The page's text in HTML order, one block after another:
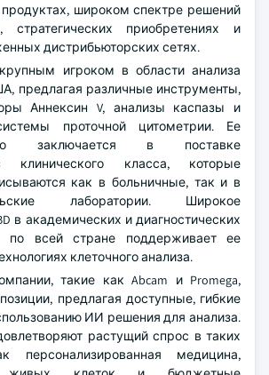
широком спектре решений
стратегических приобретениях и
дистрибьюторских сетях.
игроком в области анализа
предлагая различные инструменты,
Аннексин V, анализы каспазы и
проточной цитометрии. Ее
заключается в поставке
клинического класса, которые
как в больничные, так и в
лаборатории. Широкое
в академических и диагностических
по всей стране поддерживает ее
клеточного анализа.
такие как Abcam и Promega,
предлагая доступные, гибкие
ИИ решения для анализа.
растущий спрос в таких
персонализированная медицина,